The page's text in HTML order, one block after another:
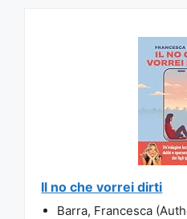
Il no che vorrei dirti
Barra, Francesca